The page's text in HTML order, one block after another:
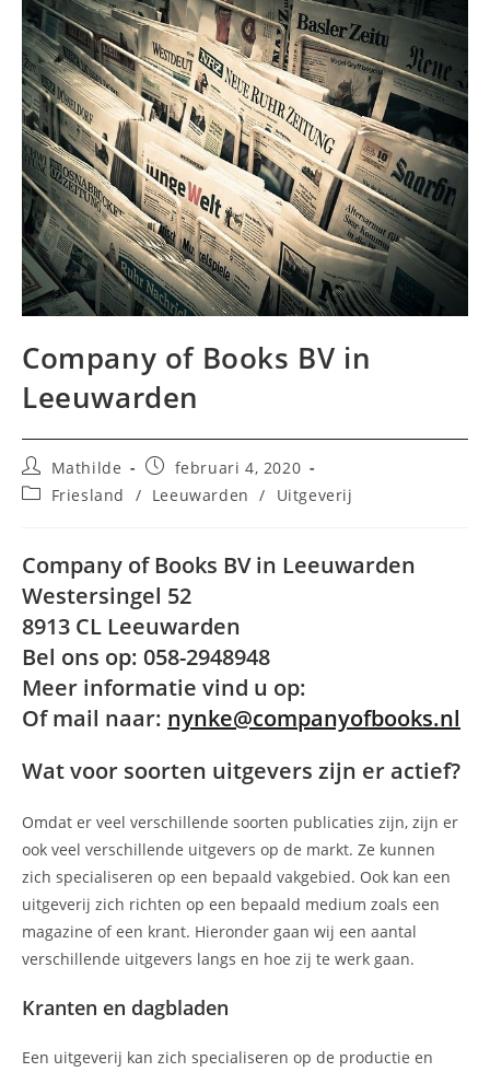
Company of Books BV in
Leeuwarden
Bericht
auteur:
Mathilde
Bericht
gepubliceerd
op:
februari 4, 2020
Berichtcategorie:
Friesland / Leeuwarden / Uitgeverij
Company of Books BV in Leeuwarden
Westersingel 52
8913 CL Leeuwarden
Bel ons op: 058-2948948
Meer informatie vind u op:
Of mail naar: nynke@companyofbooks.nl
Wat voor soorten uitgevers zijn er actief?
Omdat er veel verschillende soorten publicaties zijn, zijn er
ook veel verschillende uitgevers op de markt. Ze kunnen
zich specialiseren op een bepaald vakgebied. Ook kan een
uitgeverij zich richten op een bepaald medium zoals een
magazine of een krant. Hieronder gaan wij een aantal
verschillende uitgevers langs en hoe zij te werk gaan.
Kranten en dagbladen
Een uitgeverij kan zich specialiseren op de productie en